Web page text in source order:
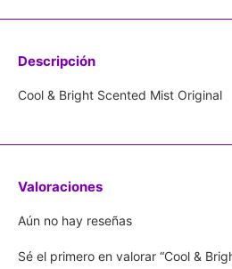
Descripción
Cool & Bright Scented Mist Original
Valoraciones
Aún no hay reseñas
Sé el primero en valorar “Cool &